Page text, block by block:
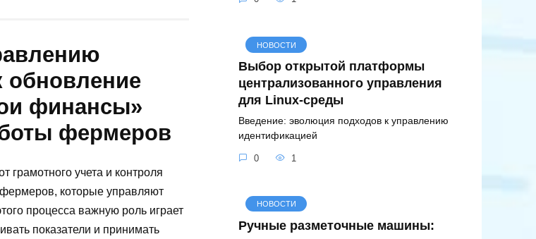
обновление
финансы»
фермеров
грамотного учета и контроля
фермеров, которые управляют
процесса важную роль играет
показатели и принимать
НОВОСТИ
Выбор открытой платформы
централизованного управления
для Linux-среды
Введение: эволюция подходов к управлению
идентификацией
0 1
НОВОСТИ
Ручные разметочные машины: